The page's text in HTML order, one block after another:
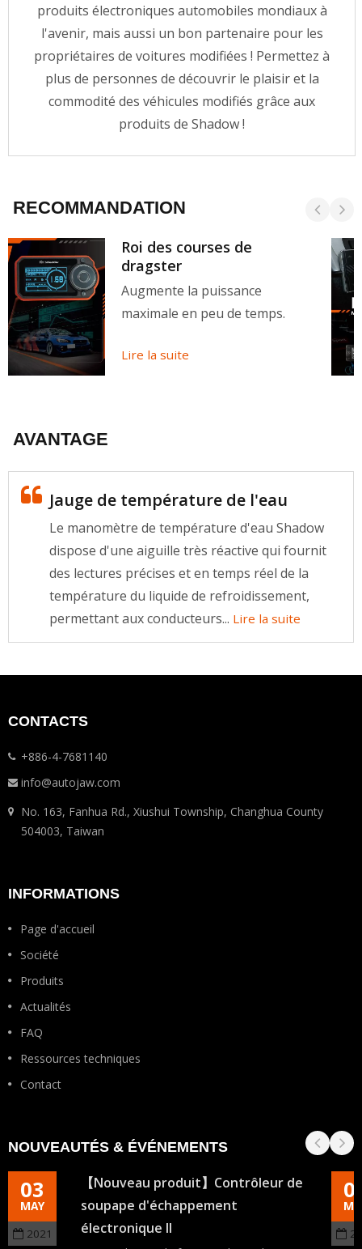
produits électroniques automobiles mondiaux à
l'avenir, mais aussi un bon partenaire pour les
propriétaires de voitures modifiées ! Permettez à
plus de personnes de découvrir le plaisir et la
commodité des véhicules modifiés grâce aux
produits de Shadow !
RECOMMANDATION
Roi des courses de
dragster
Augmente la puissance
maximale en peu de temps.
Lire la suite
AVANTAGE
Jauge de température de l'eau
Le manomètre de température d'eau Shadow
dispose d'une aiguille très réactive qui fournit
des lectures précises et en temps réel de la
température du liquide de refroidissement,
permettant aux conducteurs... Lire la suite
CONTACTS
+886-4-7681140
info@autojaw.com
No. 163, Fanhua Rd., Xiushui Township, Changhua County
504003, Taiwan
INFORMATIONS
Page d'accueil
Société
Produits
Actualités
FAQ
Ressources techniques
Contact
NOUVEAUTÉS & ÉVÉNEMENTS
03
MAY
2021
【Nouveau produit】Contrôleur de
soupape d'échappement
électronique II